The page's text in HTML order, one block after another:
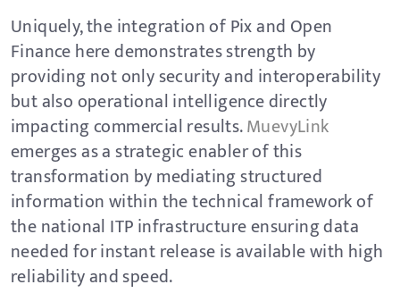
Uniquely, the integration of Pix and Open
Finance here demonstrates strength by
providing not only security and interoperability
but also operational intelligence directly
impacting commercial results.MuevyLink
emerges as a strategic enabler of this
transformation by mediating structured
information within the technical framework of
the national ITP infrastructure ensuring data
needed for instant release is available with high
reliability and speed.